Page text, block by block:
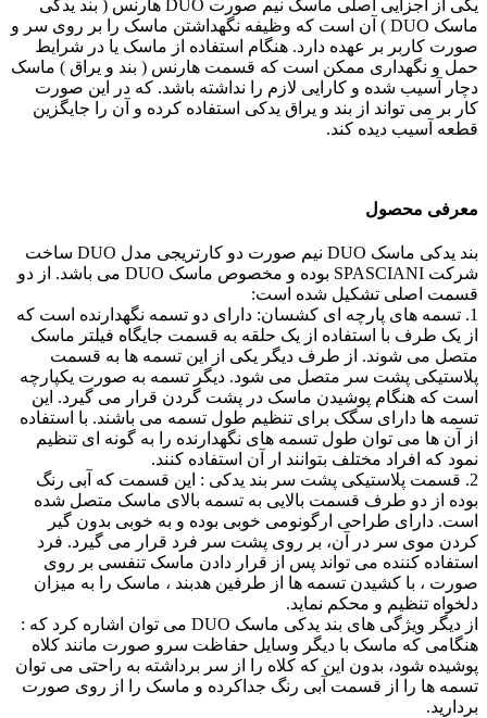
یکی از اجزایی اصلی ماسک نیم صورت DUO هارنس ( بند یدکی
ماسک DUO ) آن است که وظیفه نگهداشتن ماسک را بر روی سر و
صورت کاربر بر عهده دارد. هنگام استفاده از ماسک یا در شرایط
حمل و نگهداری ممکن است که قسمت هارنس ( بند و یراق ) ماسک
دچار آسیب شده و کارایی لازم را نداشته باشد. که در این صورت
کار بر می تواند از بند و یراق یدکی استفاده کرده و آن را جایگزین
قطعه آسیب دیده کند.
معرفی محصول
بند یدکی ماسک DUO نیم صورت دو کارتریجی مدل DUO ساخت
شرکت SPASCIANI بوده و مخصوص ماسک DUO می باشد. از دو
قسمت اصلی تشکیل شده است:
1. تسمه های پارچه ای کشسان: دارای دو تسمه نگهدارنده است که
از یک طرف با استفاده از یک حلقه به قسمت جایگاه فیلتر ماسک
متصل می شوند. از طرف دیگر یکی از این تسمه ها به قسمت
پلاستیکی پشت سر متصل می شود. دیگر تسمه به صورت یکپارچه
است که هنگام پوشیدن ماسک در پشت گردن قرار می گیرد. این
تسمه ها دارای سگک برای تنظیم طول تسمه می باشند. با استفاده
از آن ها می توان طول تسمه های نگهدارنده را به گونه ای تنظیم
نمود که افراد مختلف بتوانند ار آن استفاده کنند.
2. قسمت پلاستیکی پشت سر بند یدکی : این قسمت که آبی رنگ
بوده از دو طرف قسمت بالایی به تسمه بالای ماسک متصل شده
است. دارای طراحی ارگونومی خوبی بوده و به خوبی بدون گیر
کردن موی سر در آن، بر روی پشت سر فرد قرار می گیرد. فرد
استفاده کننده می تواند پس از قرار دادن ماسک تنفسی بر روی
صورت ، با کشیدن تسمه ها از طرفین هدبند ، ماسک را به میزان
دلخواه تنظیم و محکم نماید.
از دیگر ویژگی های بند یدکی ماسک DUO می توان اشاره کرد که :
هنگامی که ماسک با دیگر وسایل حفاظت سرو صورت مانند کلاه
پوشیده شود، بدون این که کلاه را از سر برداشته به راحتی می توان
تسمه ها را از قسمت آبی رنگ جداکرده و ماسک را از روی صورت
بردارید.